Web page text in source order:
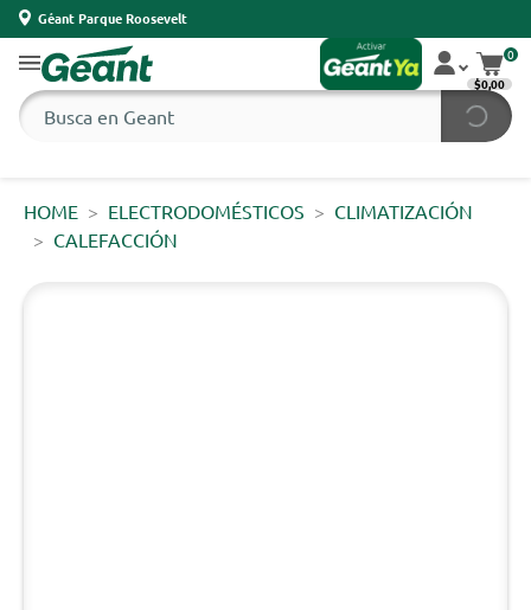
Géant Parque Roosevelt
0
$0,00
HOME ELECTRODOMÉSTICOS
CLIMATIZACIÓN
CALEFACCIÓN